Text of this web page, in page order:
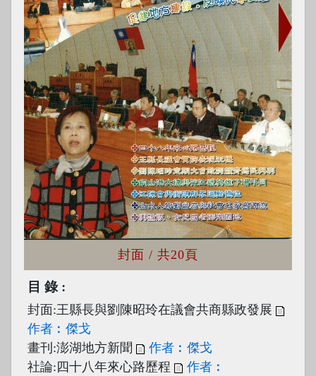
封面 / 共20頁
目錄
封面:王縣長與劉陳昭玲在議會共商縣政發展
作者︰傑戈
畫刊:澎湖地方新聞
作者︰傑戈
社論:四十八年來心路歷程
作者︰